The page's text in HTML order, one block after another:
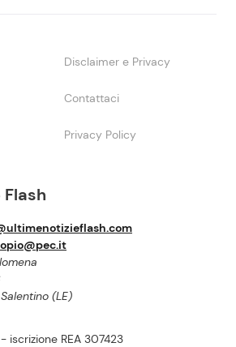
(LE)
iscrizione REA 307423
Disclaimer e Privacy
Contattaci
Privacy Policy